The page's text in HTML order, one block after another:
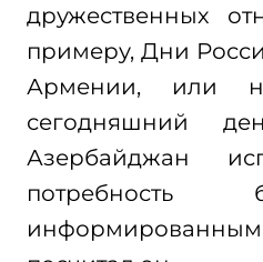
дружественных
примеру, Дни
Армении, или
сегодняшний
Азербайджан
потребность